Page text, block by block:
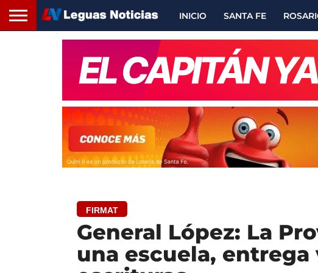
INICIO SANTA FE
FIRMAT
General López: La
una escuela,